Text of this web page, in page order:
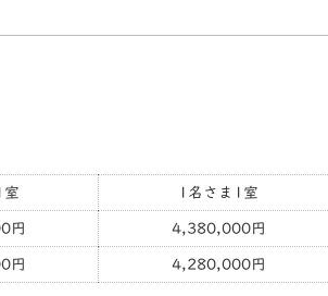
室 1名さま1室
円 4,380,000円
円 4,280,000円